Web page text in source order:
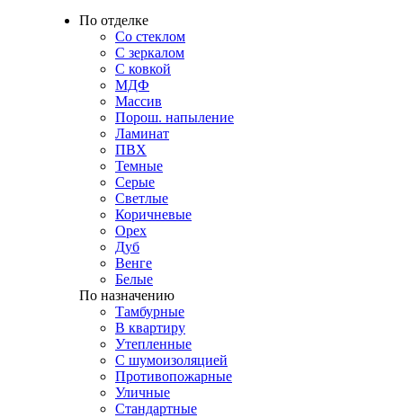
По отделке
Со стеклом
С зеркалом
С ковкой
МДФ
Массив
Порош. напыление
Ламинат
ПВХ
Темные
Серые
Светлые
Коричневые
Орех
Дуб
Венге
Белые
По назначению
Тамбурные
В квартиру
Утепленные
С шумоизоляцией
Противопожарные
Уличные
Стандартные